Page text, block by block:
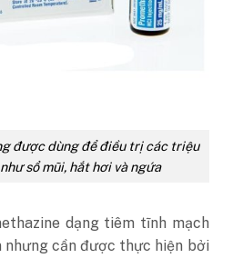
được dùng để điều trị các triệu
sổ mũi, hắt hơi và ngứa
dạng tiêm tĩnh mạch
nhưng cần được thực hiện bởi